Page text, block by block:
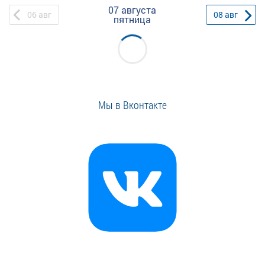
06 авг 07 августа
пятница 08 авг
Мы в Вконтакте